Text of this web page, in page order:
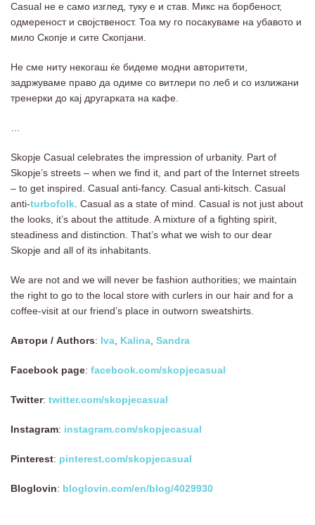
Casual не е само изглед, туку е и став. Микс на борбеност,
одмереност и својственост. Тоа му го посакуваме на убавото и
мило Скопје и сите Скопјани.
Не сме ниту некогаш ќе бидеме модни авторитети,
задржуваме право да одиме со витлери по леб и со излижани
тренерки до кај другарката на кафе.
Skopje Casual celebrates the impression of urbanity. Part of
Skopje’s streets – when we find it, and part of the Internet streets
– to get inspired. Casual anti-fancy. Casual anti-kitsch. Casual
anti-turbofolk . Casual as a state of mind. Casual is not just about
the looks, it’s about the attitude. A mixture of a fighting spirit,
steadiness and distinction. That’s what we wish to our dear
Skopje and all of its inhabitants.
We are not and we will never be fashion authorities; we maintain
the right to go to the local store with curlers in our hair and for a
coffee-visit at our friend’s place in outworn sweatshirts.
Автори / Authors: Iva Kalina Sandra
Facebook page: facebook.com/skopjecasual
Twitter: twitter.com/skopjecasual
Instagram: instagram.com/skopjecasual
Pinterest: pinterest.com/skopjecasual
Bloglovin: bloglovin.com/en/blog/4029930